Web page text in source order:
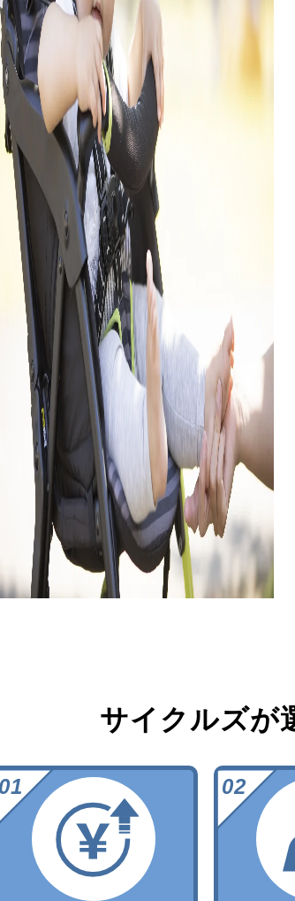
サイクルズが